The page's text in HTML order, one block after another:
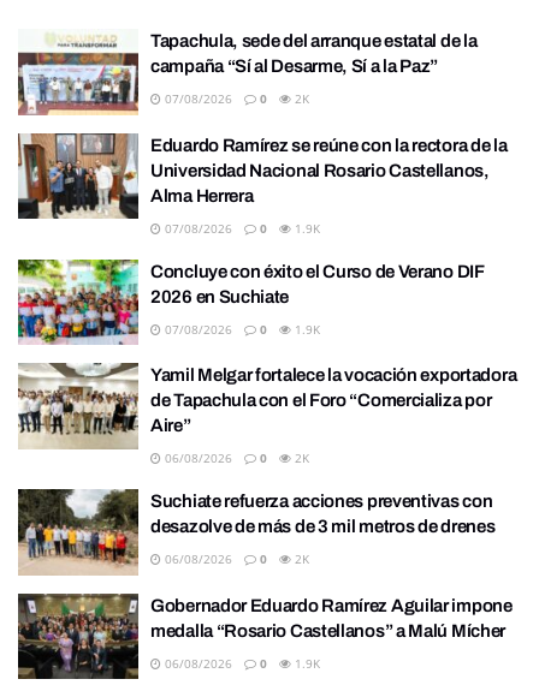
Tapachula, sede del arranque estatal de la
campaña “Sí al Desarme, Sí a la Paz”
07/08/2026 0 2K
Eduardo Ramírez se reúne con la rectora de la
Universidad Nacional Rosario Castellanos,
Alma Herrera
07/08/2026 0 1.9K
Concluye con éxito el Curso de Verano DIF
2026 en Suchiate
07/08/2026 0 1.9K
Yamil Melgar fortalece la vocación exportadora
de Tapachula con el Foro “Comercializa por
Aire”
06/08/2026 0 2K
Suchiate refuerza acciones preventivas con
desazolve de más de 3 mil metros de drenes
06/08/2026 0 2K
Gobernador Eduardo Ramírez Aguilar impone
medalla “Rosario Castellanos” a Malú Mícher
06/08/2026 0 1.9K